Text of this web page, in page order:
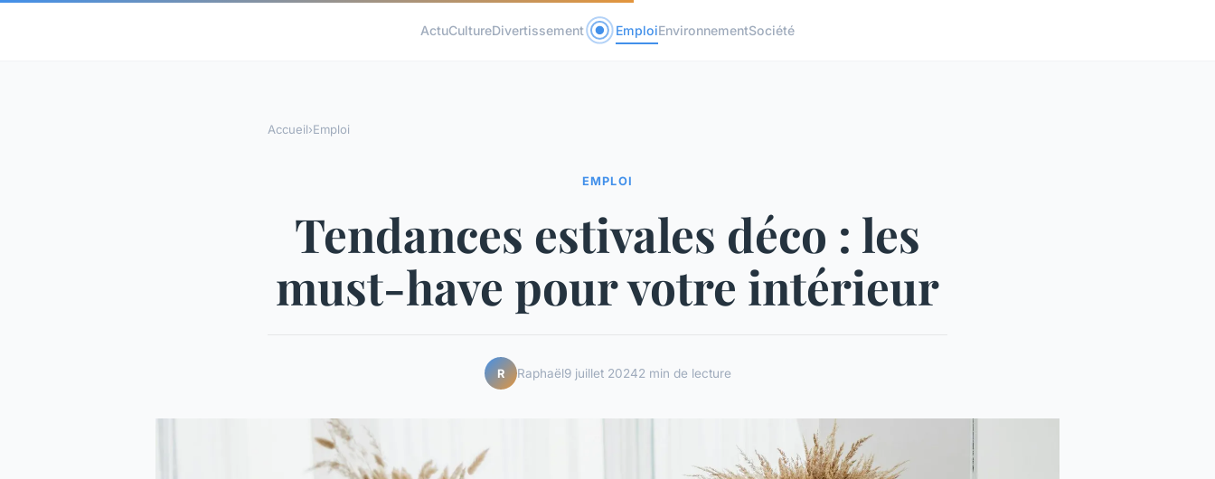
ActuCultureDivertissement EmploiEnvironnementSociété
Accueil›Emploi
EMPLOI
Tendances estivales déco : les
must-have pour votre intérieur
R Raphaël9 juillet 20242 min de lecture